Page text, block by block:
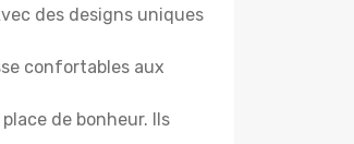
des designs uniques
confortables aux
de bonheur. Ils